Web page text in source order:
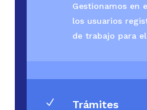
Gestionamos en
los usuarios
de trabajo para
N Trámites